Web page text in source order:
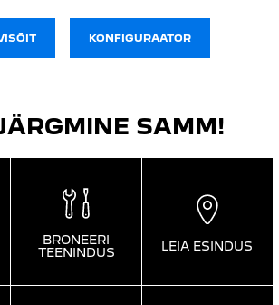
KONFIGURAATOR
SAMM!
BRONEERI
TEENINDUS
LEIA ESINDUS